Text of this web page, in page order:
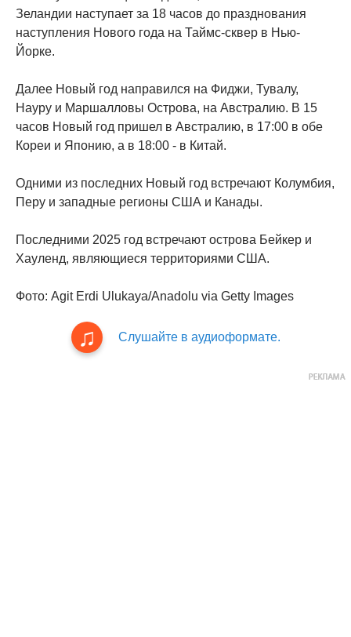
Зеландии наступает за 18 часов до празднования
наступления Нового года на Таймс-сквер в Нью-
Йорке.
Далее Новый год направился на Фиджи, Тувалу,
Науру и Маршалловы Острова, на Австралию. В 15
часов Новый год пришел в Австралию, в 17:00 в обе
Кореи и Японию, а в 18:00 - в Китай.
Одними из последних Новый год встречают Колумбия,
Перу и западные регионы США и Канады.
Последними 2025 год встречают острова Бейкер и
Хауленд, являющиеся территориями США.
Фото: Agit Erdi Ulukaya/Anadolu via Getty Images
Слушайте в аудиоформате.